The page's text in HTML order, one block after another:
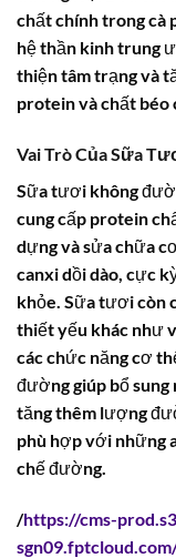
chất chính trong cà
hệ thần kinh trung
thiện tâm trạng và
protein và chất béo
Vai Trò Của Sữa
Sữa tươi không
cung cấp protein
dựng và sửa chữa
canxi dồi dào, cực
khỏe. Sữa tươi còn
thiết yếu khác như
các chức năng cơ
đường giúp bổ
tăng thêm lượng
phù hợp với những
chế đường.
/https://cms-